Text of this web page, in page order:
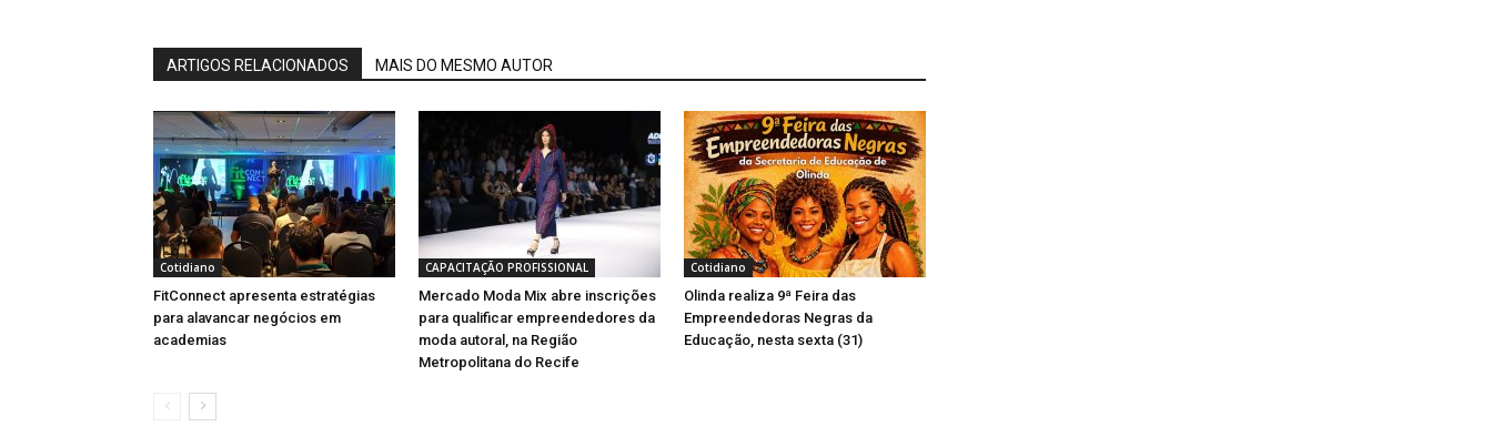
ARTIGOS RELACIONADOS MAIS DO MESMO AUTOR
Cotidiano
FitConnect apresenta estratégias
para alavancar negócios em
academias
CAPACITAÇÃO PROFISSIONAL
Mercado Moda Mix abre inscrições
para qualificar empreendedores da
moda autoral, na Região
Metropolitana do Recife
Cotidiano
Olinda realiza 9ª Feira das
Empreendedoras Negras da
Educação, nesta sexta (31)